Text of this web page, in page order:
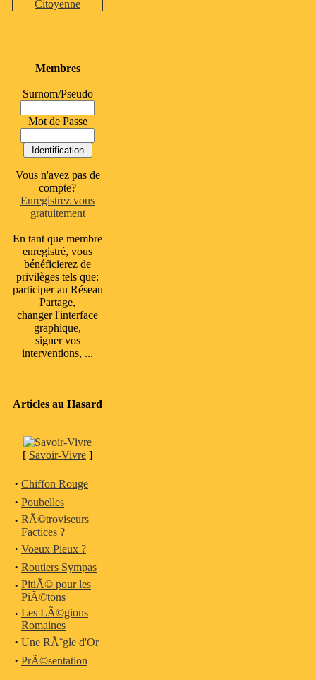
Membres
Surnom/Pseudo
Mot de Passe
Vous n'avez pas de
compte?
Enregistrez vous
gratuitement
En tant que membre
enregistré, vous
bénéficierez de
privilèges tels que:
participer au Réseau
Partage,
changer l'interface
graphique,
signer vos
interventions, ...
Articles au Hasard
[ Savoir-Vivre ]
· Chiffon Rouge
· Poubelles
· RÃ©troviseurs
Factices ?
· Voeux Pieux ?
· Routiers Sympas
· PitiÃ© pour les
PiÃ©tons
· Les LÃ©gions
Romaines
· Une RÃ¨gle d'Or
· PrÃ©sentation